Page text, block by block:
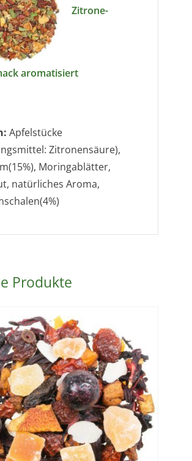
Zitrone-
aromatisiert
Apfelstücke
Zitronensäure),
Moringablätter,
natürliches Aroma,
Produkte